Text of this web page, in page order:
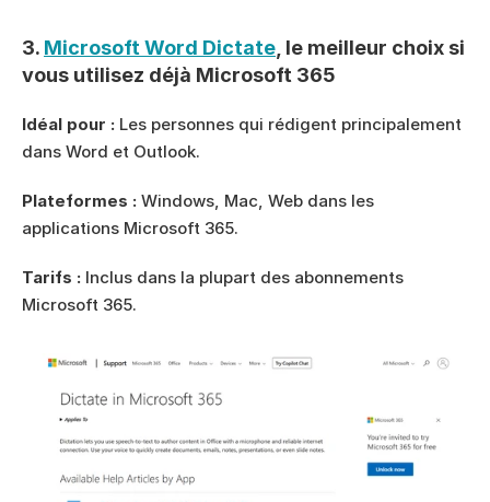
3. Microsoft Word Dictate , le meilleur choix si
vous utilisez déjà Microsoft 365
Idéal pour : Les personnes qui rédigent principalement
dans Word et Outlook.
Plateformes : Windows, Mac, Web dans les
applications Microsoft 365.
Tarifs : Inclus dans la plupart des abonnements
Microsoft 365.